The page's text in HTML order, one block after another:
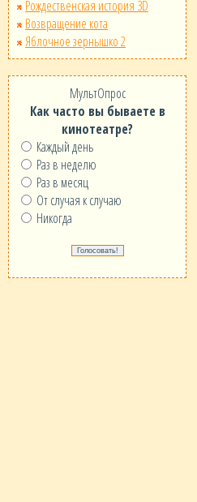
Рождественская история 3D
Возвращение кота
Яблочное зернышко 2
МультОпрос
Как часто вы бываете в
кинотеатре?
Каждый день
Раз в неделю
Раз в месяц
От случая к случаю
Никогда